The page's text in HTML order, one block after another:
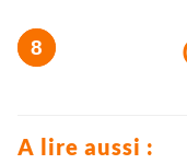
A lire aussi :